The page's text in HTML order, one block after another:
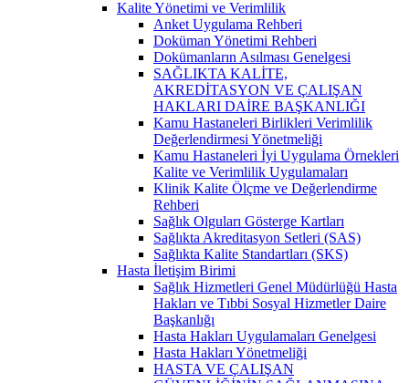
Kalite Yönetimi ve Verimlilik
Anket Uygulama Rehberi
Doküman Yönetimi Rehberi
Dokümanların Asılması Genelgesi
SAĞLIKTA KALİTE,
AKREDİTASYON VE ÇALIŞAN
HAKLARI DAİRE BAŞKANLIĞI
Kamu Hastaneleri Birlikleri Verimlilik
Değerlendirmesi Yönetmeliği
Kamu Hastaneleri İyi Uygulama Örnekleri
Kalite ve Verimlilik Uygulamaları
Klinik Kalite Ölçme ve Değerlendirme
Rehberi
Sağlık Olguları Gösterge Kartları
Sağlıkta Akreditasyon Setleri (SAS)
Sağlıkta Kalite Standartları (SKS)
Hasta İletişim Birimi
Sağlık Hizmetleri Genel Müdürlüğü Hasta
Hakları ve Tıbbi Sosyal Hizmetler Daire
Başkanlığı
Hasta Hakları Uygulamaları Genelgesi
Hasta Hakları Yönetmeliği
HASTA VE ÇALIŞAN